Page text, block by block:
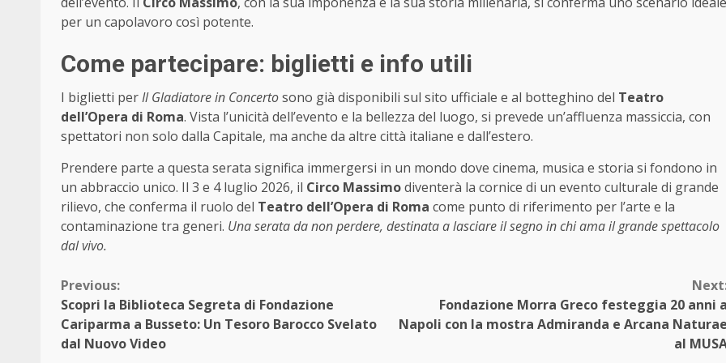
per un capolavoro così potente.
Come partecipare: biglietti e info utili
I biglietti perIl Gladiatore in Concertosono già disponibili sul sito ufficiale e al botteghino del Teatro
dell’Opera di Roma. Vista l’unicità dell’evento e la bellezza del luogo, si prevede un’affluenza massiccia, con
spettatori non solo dalla Capitale, ma anche da altre città italiane e dall’estero.
Prendere parte a questa serata significa immergersi in un mondo dove cinema, musica e storia si fondono in
un abbraccio unico. Il 3 e 4 luglio 2026, il Circo Massimodiventerà la cornice di un evento culturale di grande
rilievo, che conferma il ruolo del Teatro dell’Opera di Roma come punto di riferimento per l’arte e la
contaminazione tra generi. Una serata da non perdere, destinata a lasciare il segno in chi ama il grande spettacolo
dal vivo.
Continue
Reading
Previous:
Scopri la Biblioteca Segreta di Fondazione
Cariparma a Busseto: Un Tesoro Barocco Svelato
dal Nuovo Video
Fondazione Morra Greco festeggia 20 anni a
Napoli con la mostra Admiranda e Arcana Naturae
al